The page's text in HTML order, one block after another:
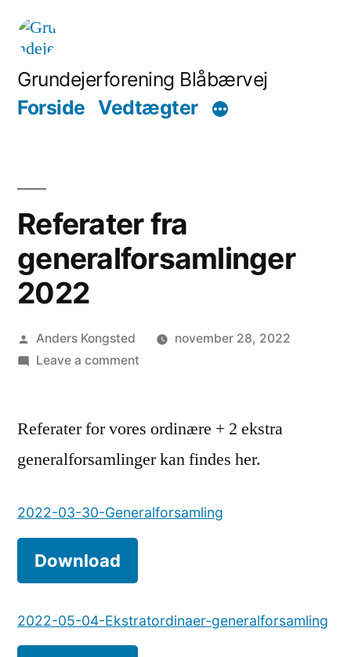
Skip
content
Grundejerforening Blåbærvej
Forside Vedtægter
Referater fra
generalforsamlinger
2022
Posted
by
Anders Kongsted
november 28, 2022
Leave a commenton
generalforsamlinger
Referater for vores ordinære + 2 ekstra
generalforsamlinger kan findes her.
2022-03-30-Generalforsamling
Download
2022-05-04-Ekstratordinaer-generalforsamling